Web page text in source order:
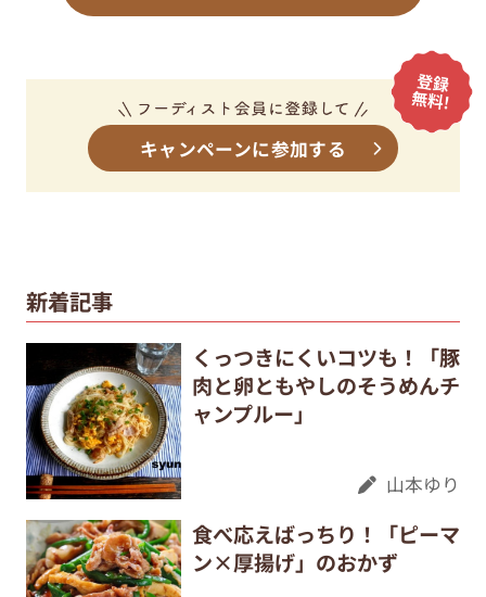
キャンペーンに参加する
新着記事
くっつきにくいコツも！「豚
肉と卵ともやしのそうめんチ
ャンプルー」
山本ゆり
食べ応えばっちり！「ピーマ
ン×厚揚げ」のおかず